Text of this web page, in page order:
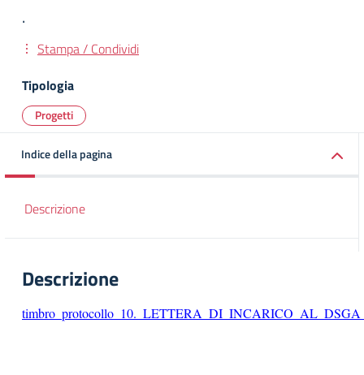
.
Stampa / Condividi
Tipologia
Progetti
Indice della pagina
Descrizione
Descrizione